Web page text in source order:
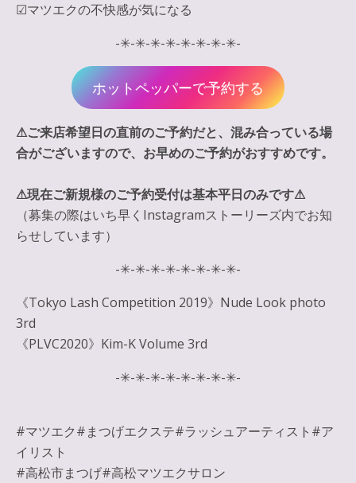
☑︎マツエクの不快感が気になる
-✳︎-✳︎-✳︎-✳︎-✳︎-✳︎-✳︎-✳︎-
ホットペッパーで予約する
⚠︎ご来店希望日の直前のご予約だと、混み合っている場
合がございますので、お早めのご予約がおすすめです。
⚠︎現在ご新規様のご予約受付は基本平日のみです⚠︎
（募集の際はいち早くInstagramストーリーズ内でお知
らせしています）
-✳︎-✳︎-✳︎-✳︎-✳︎-✳︎-✳︎-✳︎-
《Tokyo Lash Competition 2019》Nude Look photo
3rd
《PLVC2020》Kim-K Volume 3rd
-✳︎-✳︎-✳︎-✳︎-✳︎-✳︎-✳︎-✳︎-
#マツエク#まつげエクステ#ラッシュアーティスト#ア
イリスト
#高松市まつげ#高松マツエクサロン